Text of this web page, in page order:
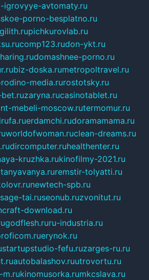
igrovyye-avtomaty.ru
porno-besplatno.ru
pichkurovlab.ru
comp123.rudon-ykt.ru
domashnee-porno.ru
biz-doska.rumetropoltravel.ru
media.rurostotsky.ru
zaryna.rucasinotablet.ru
mebeli-moscow.rutermomur.ru
erdamchi.rudoramamama.ru
worldofwoman.ruclean-dreams.ru
dircomputer.ruhealthenter.ru
kruzhka.rukinofilmy-2021.ru
tanyavanya.ruremstir-tolyatti.ru
newtech-spb.ru
tai.ruseonub.ruzvonitut.ru
download.ru
godflesh.ruru-industria.ru
erynok.ru
startupstudio-fefu.ruzarges-ru.ru
autobalashov.ruutrovortu.ru
m.rukinomusorka.rumkcslava.ru